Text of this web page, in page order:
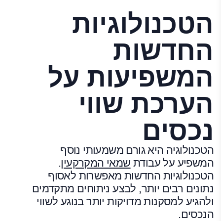
הטכנולוגיות
החדשות
המשפיעות על
הערכת שווי
נכסים
הטכנולוגיה היא גורם משמעותי נוסף
המשפיע על עבודת שמאי המקרקעין.
הטכנולוגיות החדשות מאפשרות לאסוף
נתונים רבים יותר, לבצע ניתוחים מתקדמים
ולהגיע למסקנות מדויקות יותר בנוגע לשווי
הנכסים.